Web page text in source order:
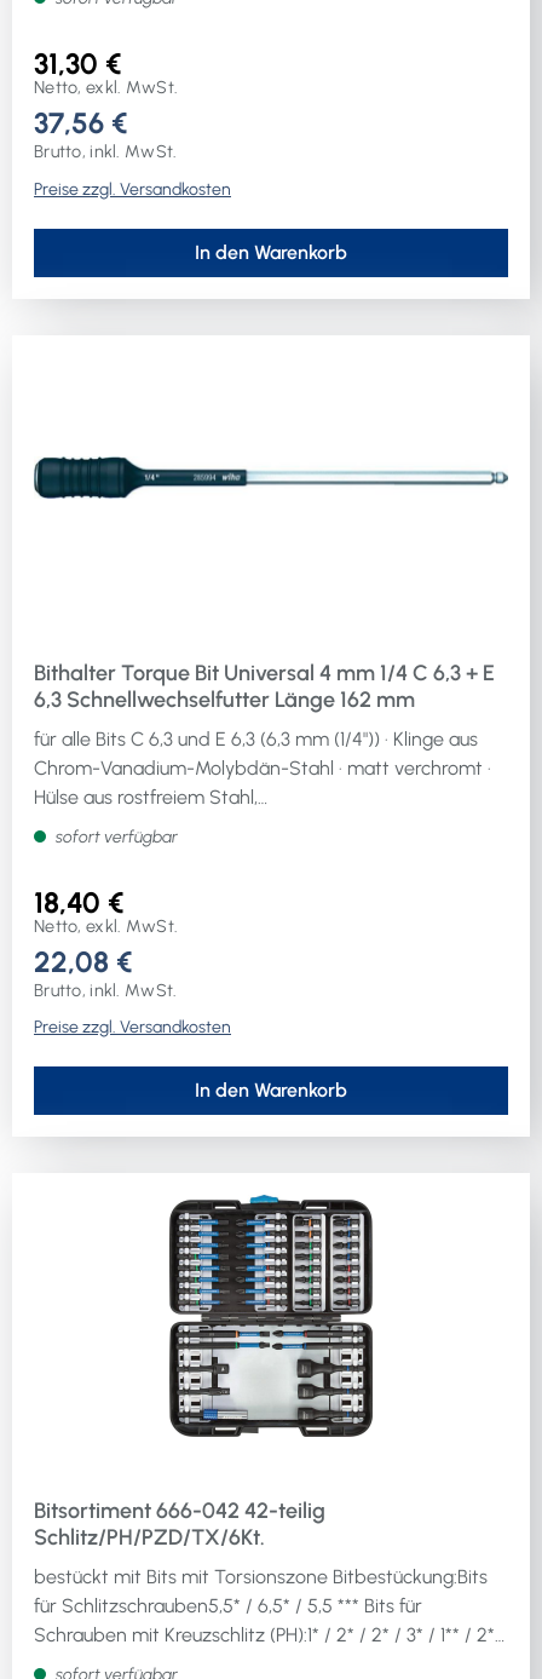
bestellen)Weitere technische Eigenschaften:·
31,30 €
Netto, exkl. MwSt.
37,56 €
Brutto, inkl. MwSt.
Preise zzgl. Versandkosten
In den Warenkorb
Bithalter Torque Bit Universal 4 mm 1/4 C 6,3 + E
6,3 Schnellwechselfutter Länge 162 mm
für alle Bits C 6,3 und E 6,3 (6,3 mm (1/4")) · Klinge aus
Chrom-Vanadium-Molybdän-Stahl · matt verchromt ·
Hülse aus rostfreiem Stahl,
kunststoffummanteltpassend zu den
Drehmomentgriffen Art.-Nr. 1133193, 1133194, 1133195,
sofort verfügbar
18,40 €
Netto, exkl. MwSt.
22,08 €
Brutto, inkl. MwSt.
Preise zzgl. Versandkosten
In den Warenkorb
Bitsortiment 666-042 42-teilig
Schlitz/PH/PZD/TX/6Kt.
bestückt mit Bits mit Torsionszone Bitbestückung:Bits
für Schlitzschrauben5,5* / 6,5* / 5,5 *** Bits für
Schrauben mit Kreuzschlitz (PH):1* / 2* / 2* / 3* / 1** / 2**
/ 2** / 3** / 2*** Bits für Schrauben mit Kreuzschlitz